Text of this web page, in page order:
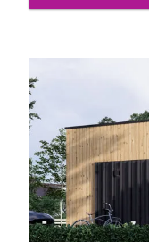
massime qualità